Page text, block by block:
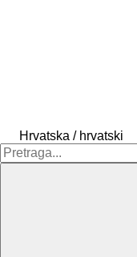
Hrvatska / hrvatski